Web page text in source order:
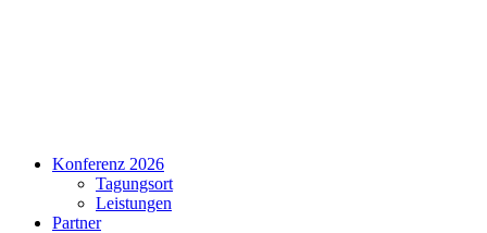
Konferenz 2026
Tagungsort
Leistungen
Partner